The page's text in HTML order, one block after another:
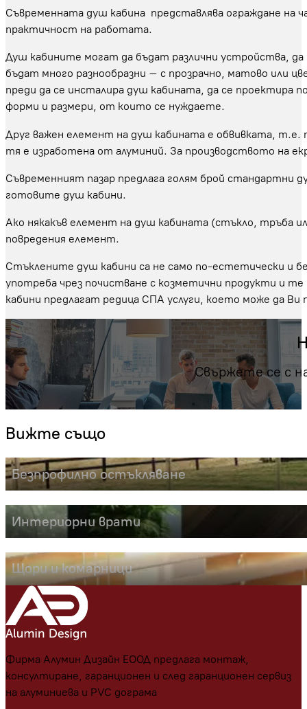
Съвременната душ кабина представлява ограждане на
практичност на работата.
Душ кабините могат да бъдат различни устройства, да
бъдат много разнообразни – с прозрачно, матово или
преди да се инсталира душ кабината, да се проектира
форми и размери, от които се нуждаете.
Друг важен елемент на душ кабината е обвивката, т.е.
тя е изработена от алуминий. За производството на
Съвременният пазар предлага голям брой
готовите душ кабини.
Ако някакъв елемент на душ кабината (стъкло, тръба
повредения елемент.
Стъклените душ кабини са не само по-естетически и
употреба чрез почистване с козметични продукти и
кабини предлагат редица СПА услуги, което може да
Свържете се с
Вижте също
Безпрофилно остъкляване
Интериорни врати
Щори и комарници
Фирма Алумин Дизайн ЕООД предлага монтаж,
консултиране, гаранционен и след гаранционен сервиз
на алуминиева и PVC дограма